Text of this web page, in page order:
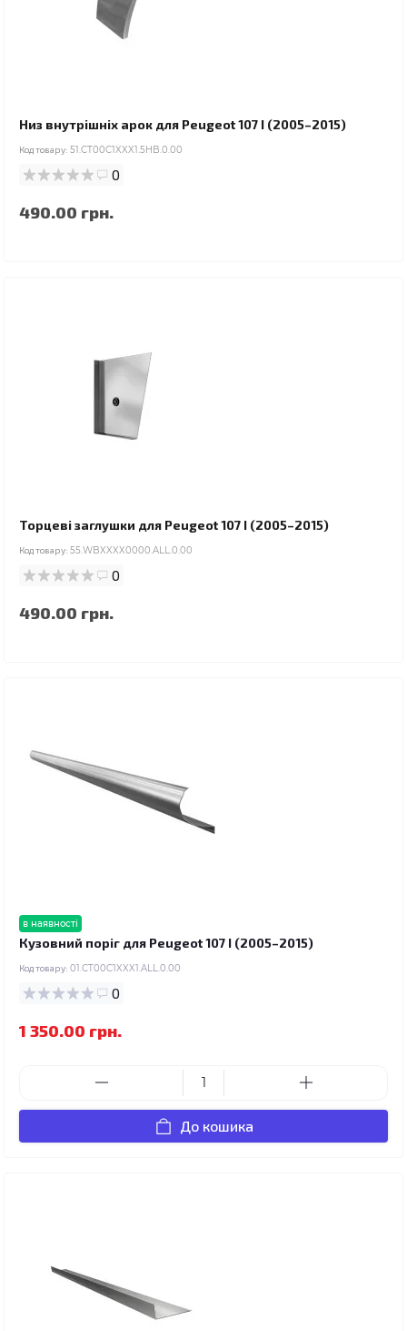
Низ внутрішніх арок для Peugeot 107 I (2005–2015)
Код товару: 51.CT00C1XXX1.5HB.0.00
0
490.00 грн.
Торцеві заглушки для Peugeot 107 I (2005–2015)
Код товару: 55.WBXXXX0000.ALL.0.00
0
490.00 грн.
в наявності
Кузовний поріг для Peugeot 107 I (2005–2015)
Код товару: 01.CT00C1XXX1.ALL.0.00
0
1 350.00 грн.
До кошика